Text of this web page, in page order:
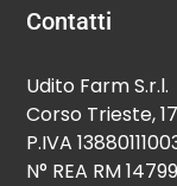
Contatti
Udito Farm S.r.l.
Corso Trieste,
P.IVA
N° REA RM